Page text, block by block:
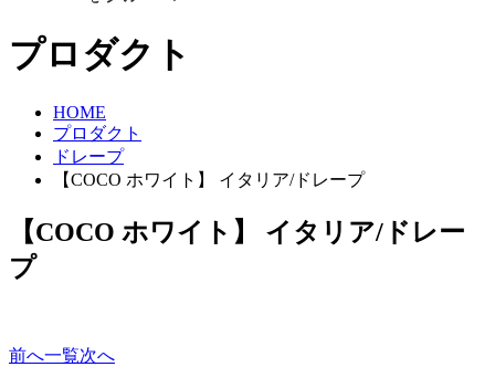
プロダクト
HOME
プロダクト
ドレープ
【COCO ホワイト】 イタリア/ドレープ
【COCO ホワイト】 イタリア/ドレー
プ
前へ一覧次へ